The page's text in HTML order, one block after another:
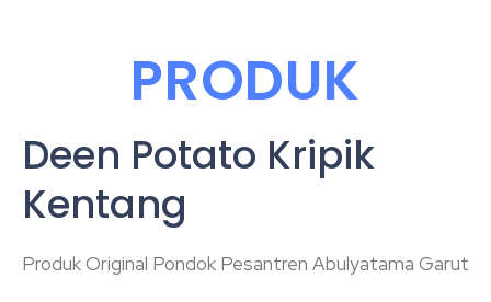
PRODUK
Deen Potato Kripik
Kentang
Produk Original Pondok Pesantren Abulyatama Garut